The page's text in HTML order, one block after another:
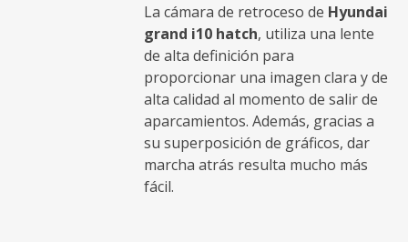
La cámara de retroceso de Hyundai
grand i10 hatch, utiliza una lente
de alta definición para
proporcionar una imagen clara y de
alta calidad al momento de salir de
aparcamientos. Además, gracias a
su superposición de gráficos, dar
marcha atrás resulta mucho más
fácil.